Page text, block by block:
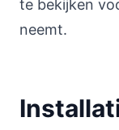
te bekijken
neemt.